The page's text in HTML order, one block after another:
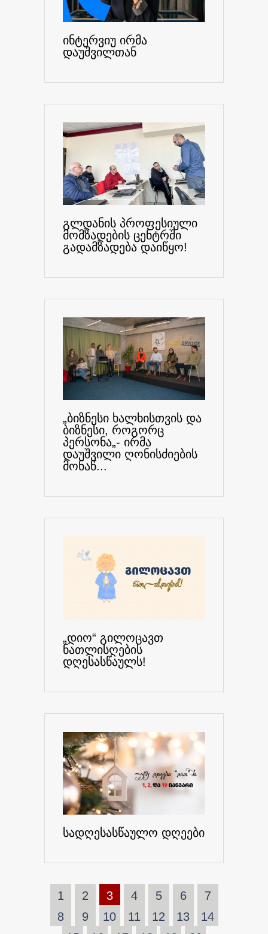
ინტერვიუ ირმა
დაუშვილთან
გლდანის პროფესიული
მომზადების ცენტრში
გადამზადება დაიწყო!
„ბიზნესი ხალხისთვის და
ბიზნესი, როგორც
პერსონა„- ირმა
დაუშვილი ღონისძიების
მონაწ...
„დიო“ გილოცავთ
ნათლისღების
დღესასწაულს!
სადღესასწაულო დღეები
1 2 3 4 5 6
7
8
9 10 11 12 13
14